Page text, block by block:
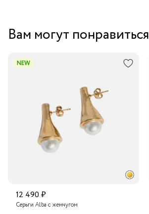
Вам могут понравиться
NEW
12 490 ₽
Серьги Alba с жемчугом